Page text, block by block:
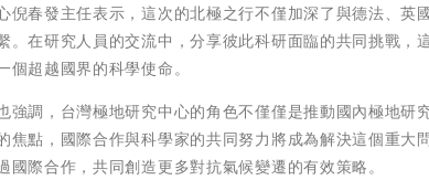
倪春發主任表示，這次的北極之行不僅加深了與德法、
。在研究人員的交流中，分享彼此科研面臨的共同挑戰，
個超越國界的科學使命。
強調，台灣極地研究中心的角色不僅僅是推動國內極地研
焦點，國際合作與科學家的共同努力將成為解決這個重
國際合作，共同創造更多對抗氣候變遷的有效策略。